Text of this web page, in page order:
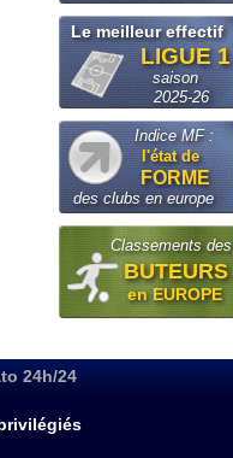
Le meilleur effectif
LIGUE 1
saison
2025-26
Indice MF :
l'état de
FORME
des clubs en europe
Classements des
BUTEURS
en EUROPE
24h/24